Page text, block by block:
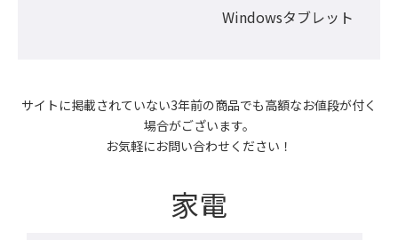
Windowsタブレット
サイトに掲載されていない3年前の商品でも高額なお値段が付く
場合がございます。
お気軽にお問い合わせください！
家電